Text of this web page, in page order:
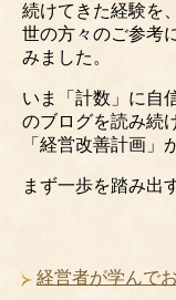
続けてきた経験を
世の方々のご参考
みました。
いま「計数」に自
のブログを読み続
「経営改善計画」
まず一歩を踏み出
経営者が学んで